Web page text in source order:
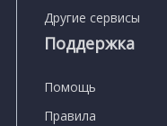
Другие сервисы
Поддержка
Помощь
Правила